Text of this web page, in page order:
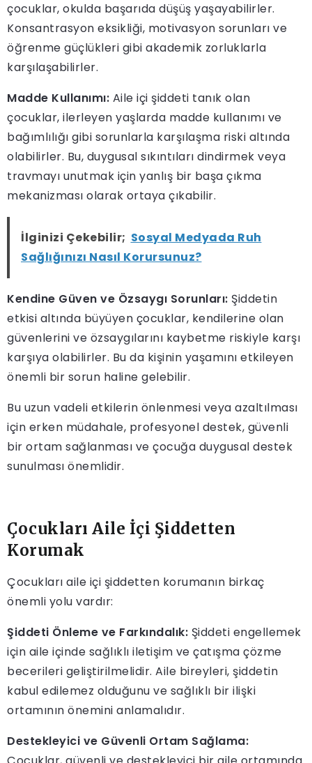
çocuklar, okulda başarıda düşüş yaşayabilirler.
Konsantrasyon eksikliği, motivasyon sorunları ve
öğrenme güçlükleri gibi akademik zorluklarla
karşılaşabilirler.
Madde Kullanımı: Aile içi şiddeti tanık olan
çocuklar, ilerleyen yaşlarda madde kullanımı ve
bağımlılığı gibi sorunlarla karşılaşma riski altında
olabilirler. Bu, duygusal sıkıntıları dindirmek veya
travmayı unutmak için yanlış bir başa çıkma
mekanizması olarak ortaya çıkabilir.
İlginizi Çekebilir; Sosyal Medyada Ruh
Sağlığınızı Nasıl Korursunuz?
Kendine Güven ve Özsaygı Sorunları: Şiddetin
etkisi altında büyüyen çocuklar, kendilerine olan
güvenlerini ve özsaygılarını kaybetme riskiyle karşı
karşıya olabilirler. Bu da kişinin yaşamını etkileyen
önemli bir sorun haline gelebilir.
Bu uzun vadeli etkilerin önlenmesi veya azaltılması
için erken müdahale, profesyonel destek, güvenli
bir ortam sağlanması ve çocuğa duygusal destek
sunulması önemlidir.
Çocukları Aile İçi Şiddetten
Korumak
Çocukları aile içi şiddetten korumanın birkaç
önemli yolu vardır:
Şiddeti Önleme ve Farkındalık: Şiddeti engellemek
için aile içinde sağlıklı iletişim ve çatışma çözme
becerileri geliştirilmelidir. Aile bireyleri, şiddetin
kabul edilemez olduğunu ve sağlıklı bir ilişki
ortamının önemini anlamalıdır.
Destekleyici ve Güvenli Ortam Sağlama: